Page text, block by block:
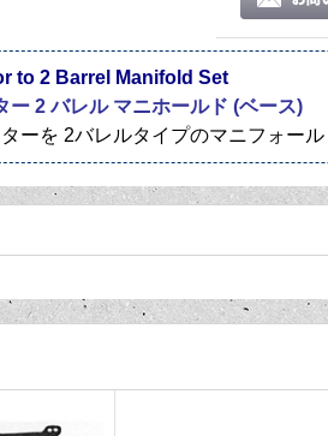
to 2 Barrel Manifold Set
ー 2 バレル マニホールド (ベース)
ーを 2バレルタイプのマニフォー